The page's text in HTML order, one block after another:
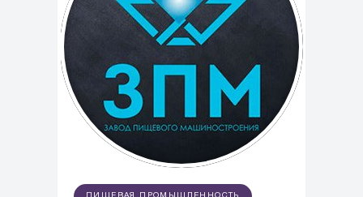
ПИЩЕВАЯ ПРОМЫШЛЕННОСТЬ